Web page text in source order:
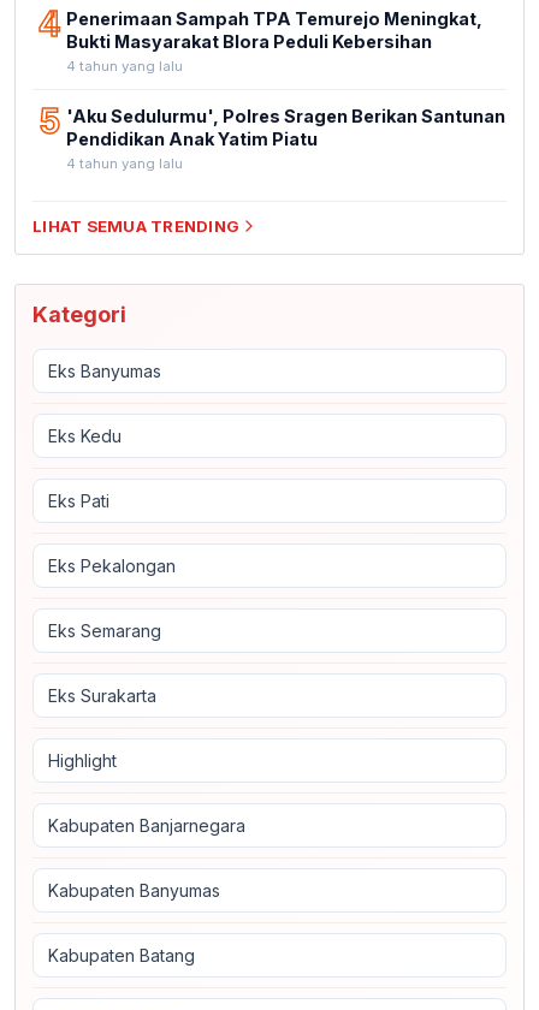
4 Penerimaan Sampah TPA Temurejo Meningkat,
Bukti Masyarakat Blora Peduli Kebersihan
4 tahun yang lalu
5 'Aku Sedulurmu', Polres Sragen Berikan Santunan
Pendidikan Anak Yatim Piatu
4 tahun yang lalu
LIHAT SEMUA TRENDING
Kategori
Eks Banyumas
Eks Kedu
Eks Pati
Eks Pekalongan
Eks Semarang
Eks Surakarta
Highlight
Kabupaten Banjarnegara
Kabupaten Banyumas
Kabupaten Batang